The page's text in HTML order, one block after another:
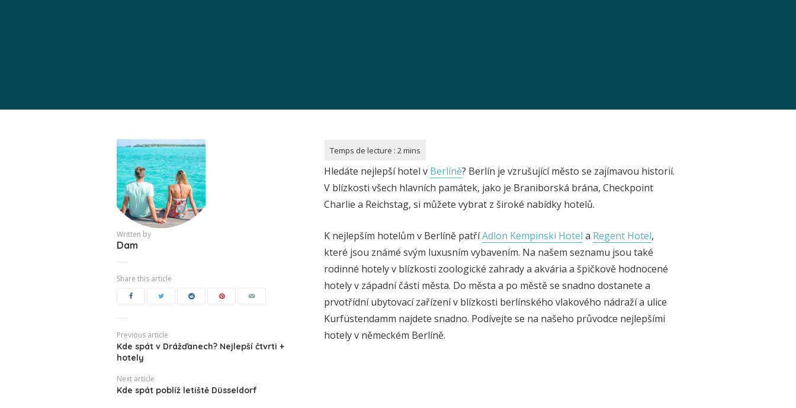
Written by
Dam
Share this article
Previous article
Kde spát v Drážďanech? Nejlepší čtvrti +
hotely
Next article
Kde spát poblíž letiště Düsseldorf
Hledáte nejlepší hotel v Berlíně? Berlín je vzrušující město se zajímavou historií.
V blízkosti všech hlavních památek, jako je Braniborská brána, Checkpoint
Charlie a Reichstag, si můžete vybrat z široké nabídky hotelů.
K nejlepším hotelům v Berlíně patříAdlon Kempinski Hotel a Regent Hotel,
které jsou známé svým luxusním vybavením. Na našem seznamu jsou také
rodinné hotely v blízkosti zoologické zahrady a akvária a špičkově hodnocené
hotely v západní části města. Do města a po městě se snadno dostanete a
prvotřídní ubytovací zařízení v blízkosti berlínského vlakového nádraží a ulice
Kurfüstendamm najdete snadno. Podívejte se na našeho průvodce nejlepšími
hotely v německém Berlíně.